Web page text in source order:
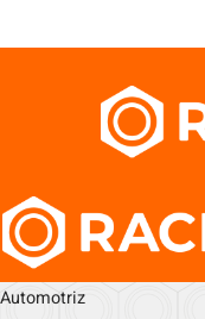
Automotriz